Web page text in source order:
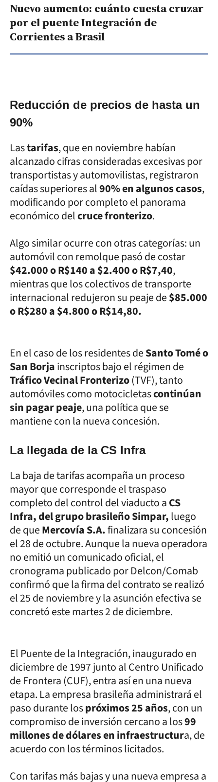
Nuevo aumento: cuánto cuesta cruzar
por el puente Integración de
Corrientes a Brasil
Reducción de precios de hasta un
90%
Lastarifas, que en noviembre habían
alcanzado cifras consideradas excesivas por
transportistas y automovilistas, registraron
caídas superiores al90% en algunos casos,
modificando por completo el panorama
económico delcruce fronterizo.
Algo similar ocurre con otras categorías: un
automóvil con remolque pasó de costar
$42.000 o R$140 a $2.400 o R$7,40,
mientras que los colectivos de transporte
internacional redujeron su peaje de$85.000
o R$280 a $4.800 o R$14,80.
En el caso de los residentes deSanto Tomé o
San Borjainscriptos bajo el régimen de
Tráfico Vecinal Fronterizo(TVF), tanto
automóviles como motocicletascontinúan
sin pagar peaje, una política que se
mantiene con la nueva concesión.
La llegada de la CS Infra
La baja de tarifas acompaña un proceso
mayor que corresponde el traspaso
completo del control del viaducto aCS
Infra, del grupo brasileño Simpar,luego
de queMercovía S.A.finalizara su concesión
el 28 de octubre. Aunque la nueva operadora
no emitió un comunicado oficial, el
cronograma publicado por Delcon/Comab
confirmó que la firma del contrato se realizó
el 25 de noviembre y la asunción efectiva se
concretó este martes 2 de diciembre.
El Puente de la Integración, inaugurado en
diciembre de 1997 junto al Centro Unificado
de Frontera (CUF), entra así en una nueva
etapa. La empresa brasileña administrará el
paso durante lospróximos 25 años, con un
compromiso de inversión cercano a los99
millones de dólares en infraestructura, de
acuerdo con los términos licitados.
Con tarifas más bajas y una nueva empresa a